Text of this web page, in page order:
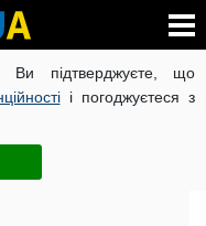
Ви підтверджуєте, що
і погоджуєтеся з
КОРОНАВІРУС В УКРАЇНІ
ЧИТАТЬ НА РУССКОМ
і які виплати